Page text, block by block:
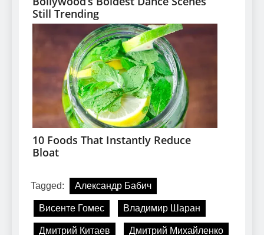
Tagged: Александр Бабич
Висенте Гомес Владимир Шаран
Дмитрий Китаев Дмитрий Михайленко